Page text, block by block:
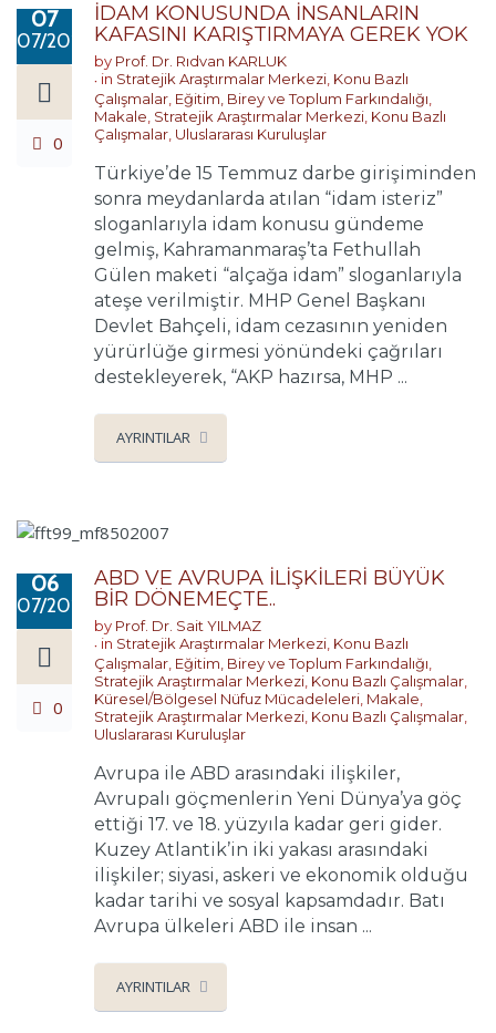
07
07/2018
0
İDAM KONUSUNDA İNSANLARIN
KAFASINI KARIŞTIRMAYA GEREK YOK
by Prof. Dr. Rıdvan KARLUK
in Stratejik Araştırmalar Merkezi, Konu Bazlı
Çalışmalar, Eğitim, Birey ve Toplum Farkındalığı,
Makale, Stratejik Araştırmalar Merkezi, Konu Bazlı
Çalışmalar, Uluslararası Kuruluşlar
Türkiye’de 15 Temmuz darbe girişiminden
sonra meydanlarda atılan “idam isteriz”
sloganlarıyla idam konusu gündeme
gelmiş, Kahramanmaraş’ta Fethullah
Gülen maketi “alçağa idam” sloganlarıyla
ateşe verilmiştir. MHP Genel Başkanı
Devlet Bahçeli, idam cezasının yeniden
yürürlüğe girmesi yönündeki çağrıları
destekleyerek, “AKP hazırsa, MHP ...
AYRINTILAR
06
07/2018
0
ABD VE AVRUPA İLİŞKİLERİ BÜYÜK
BİR DÖNEMEÇTE..
by Prof. Dr. Sait YILMAZ
in Stratejik Araştırmalar Merkezi Konu Bazlı
Çalışmalar Eğitim, Birey ve Toplum Farkındalığı
Stratejik Araştırmalar Merkezi Konu Bazlı Çalışmalar
Küresel/Bölgesel Nüfuz Mücadeleleri Makale
Stratejik Araştırmalar Merkezi Konu Bazlı Çalışmalar
Uluslararası Kuruluşlar
Avrupa ile ABD arasındaki ilişkiler,
Avrupalı göçmenlerin Yeni Dünya’ya göç
ettiği 17. ve 18. yüzyıla kadar geri gider.
Kuzey Atlantik’in iki yakası arasındaki
ilişkiler; siyasi, askeri ve ekonomik olduğu
kadar tarihi ve sosyal kapsamdadır. Batı
Avrupa ülkeleri ABD ile insan ...
AYRINTILAR